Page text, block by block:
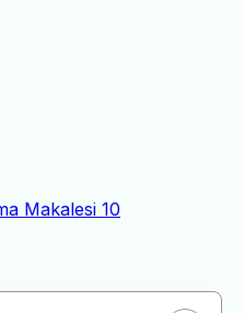
Makalesi 10